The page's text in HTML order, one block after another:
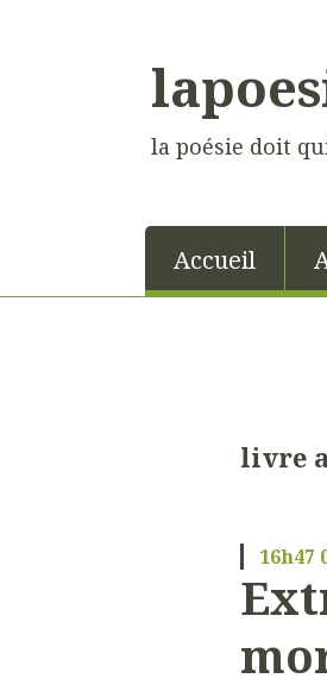
la poésie doit
Accueil
livre
16h47